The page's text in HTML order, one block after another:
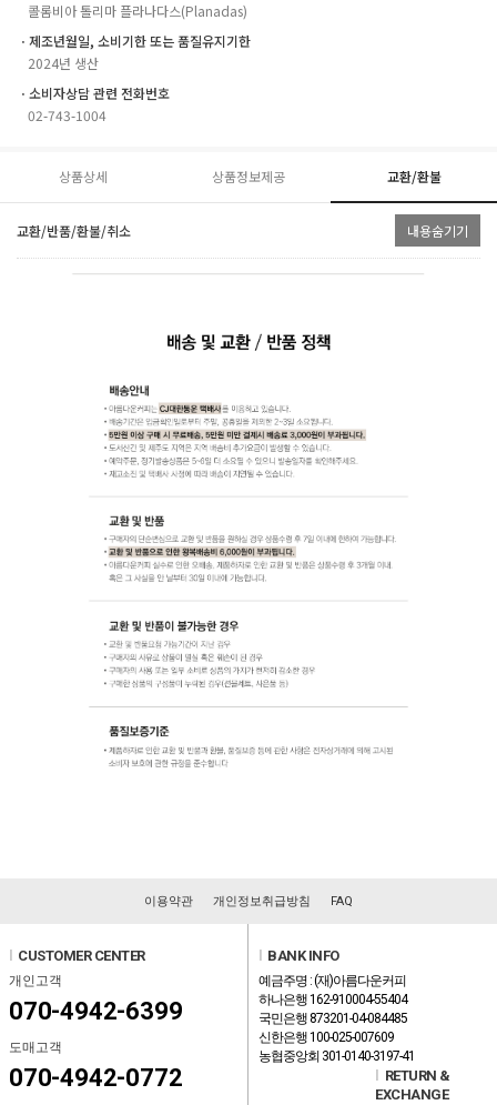
콜롬비아 톨리마 플라나다스(Planadas)
ㆍ제조년월일, 소비기한 또는 품질유지기한
2024년 생산
ㆍ소비자상담 관련 전화번호
02-743-1004
상품상세 상품정보제공 교환/환불
교환/반품/환불/취소 내용숨기기
이용약관 개인정보취급방침 FAQ
CUSTOMER CENTER
개인고객
070-4942-6399
도매고객
070-4942-0772
BANK INFO
예금주명 : (재)아름다운커피
하나은행 162-910004-55404
국민은행 873201-04-084485
신한은행 100-025-007609
농협중앙회 301-0140-3197-41
RETURN &
EXCHANGE